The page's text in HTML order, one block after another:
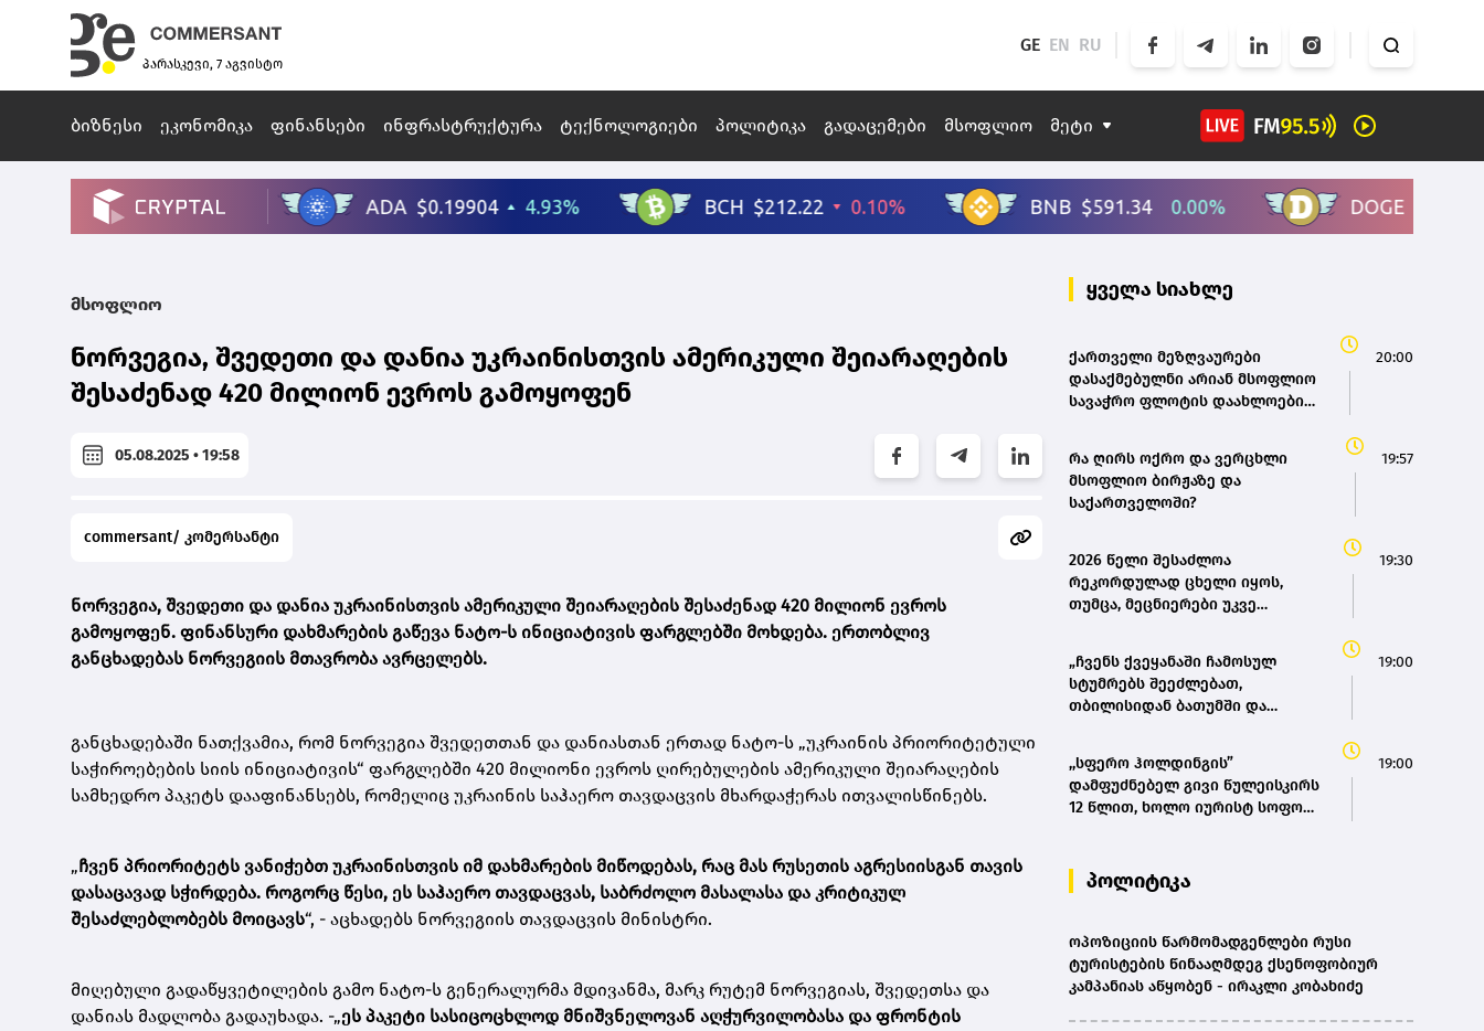
პარასკევი, 7 აგვისტო
GE EN RU
ბიზნესი ეკონომიკა ფინანსები ინფრასტრუქტურა ტექნოლოგიები პოლიტიკა გადაცემები მსოფლიო მეტი
მსოფლიო
ნორვეგია, შვედეთი და დანია უკრაინისთვის ამერიკული შეიარაღების
შესაძენად 420 მილიონ ევროს გამოყოფენ
05.08.2025 • 19:58
commersant/ კომერსანტი
ნორვეგია, შვედეთი და დანია უკრაინისთვის ამერიკული შეიარაღების შესაძენად 420 მილიონ ევროს
გამოყოფენ. ფინანსური დახმარების გაწევა ნატო-ს ინიციატივის ფარგლებში მოხდება. ერთობლივ
განცხადებას ნორვეგიის მთავრობა ავრცელებს.
განცხადებაში ნათქვამია, რომ ნორვეგია შვედეთთან და დანიასთან ერთად ნატო-ს „უკრაინის პრიორიტეტული
საჭიროებების სიის ინიციატივის“ ფარგლებში 420 მილიონი ევროს ღირებულების ამერიკული შეიარაღების
სამხედრო პაკეტს დააფინანსებს, რომელიც უკრაინის საჰაერო თავდაცვის მხარდაჭერას ითვალისწინებს.
„ჩვენ პრიორიტეტს ვანიჭებთ უკრაინისთვის იმ დახმარების მიწოდებას, რაც მას რუსეთის აგრესიისგან თავის
დასაცავად სჭირდება. როგორც წესი, ეს საჰაერო თავდაცვას, საბრძოლო მასალასა და კრიტიკულ
შესაძლებლობებს მოიცავს“, - აცხადებს ნორვეგიის თავდაცვის მინისტრი.
მიღებული გადაწყვეტილების გამო ნატო-ს გენერალურმა მდივანმა, მარკ რუტემ ნორვეგიას, შვედეთსა და
დანიას მადლობა გადაუხადა. -„ეს პაკეტი სასიცოცხლოდ მნიშვნელოვან აღჭურვილობასა და ფრონტის
ყველა სიახლე
ქართველი მეზღვაურები
დასაქმებულნი არიან მსოფლიო
სავაჭრო ფლოტის დაახლოებით
20:00
რა ღირს ოქრო და ვერცხლი
მსოფლიო ბირჟაზე და
საქართველოში?
19:57
2026 წელი შესაძლოა
რეკორდულად ცხელი იყოს,
თუმცა, მეცნიერები უკვე
19:30
„ჩვენს ქვეყანაში ჩამოსულ
სტუმრებს შეეძლებათ,
თბილისიდან ბათუმში და
შეუწყობს შიდა ტურიზმს,
საერთაშორისო ტურიზმს, ასევე
შიდა მობილობის გაუმჯობესებას
19:00
,,სფერო ჰოლდინგის”
დამფუძნებელ გივი წულეისკირს
12 წლით, ხოლო იურისტ სოფო
19:00
პოლიტიკა
ოპოზიციის წარმომადგენლები რუსი
ტურისტების წინააღმდეგ ქსენოფობიურ
კამპანიას აწყობენ - ირაკლი კობახიძე